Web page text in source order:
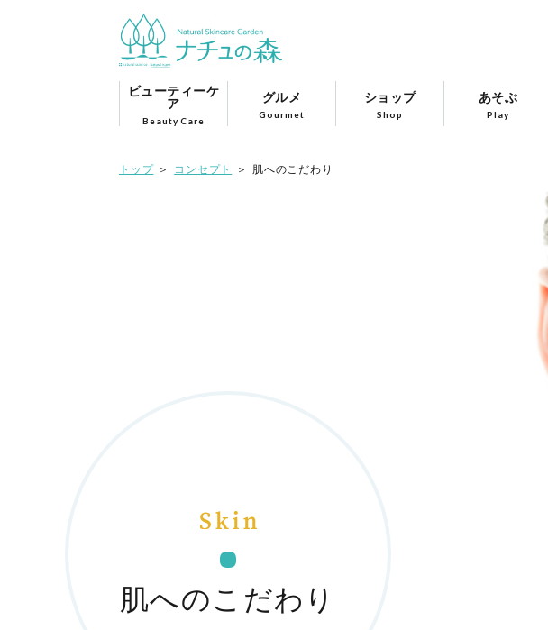
ビューティーケ
ア
Beauty Care
グルメ
Gourmet
ショップ
Shop
あそぶ
Play
トップ コンセプト 肌へのこだわり
肌へのこだわり